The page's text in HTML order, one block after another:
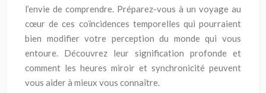
l’envie de comprendre. Préparez-vous à un voyage au
cœur de ces coïncidences temporelles qui pourraient
bien modifier votre perception du monde qui vous
entoure. Découvrez leur signification profonde et
comment les heures miroir et synchronicité peuvent
vous aider à mieux vous connaître.